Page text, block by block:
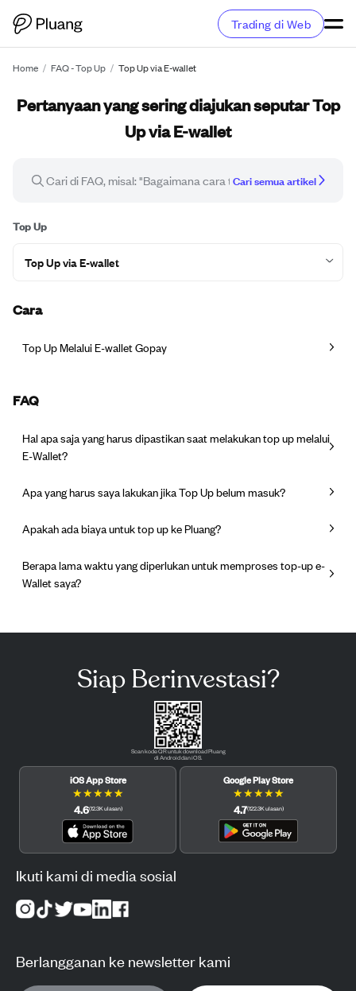
Trading di Web
Home / FAQ - Top Up / Top Up via E-wallet
Pertanyaan yang sering diajukan seputar Top
Up via E-wallet
Cari semua artikel
Top Up
Top Up via E-wallet
Cara
Top Up Melalui E-wallet Gopay
FAQ
Hal apa saja yang harus dipastikan saat melakukan top up melalui
E-Wallet?
Apa yang harus saya lakukan jika Top Up belum masuk?
Apakah ada biaya untuk top up ke Pluang?
Berapa lama waktu yang diperlukan untuk memproses top-up e-
Wallet saya?
Siap Berinvestasi?
Scan kode QR untuk download Pluang
di Android dan iOS.
iOS App Store
★★★★★
4.6(12.3K ulasan)
Google Play Store
★★★★★
4.7(122.3K ulasan)
Ikuti kami di media sosial
Berlangganan ke newsletter kami